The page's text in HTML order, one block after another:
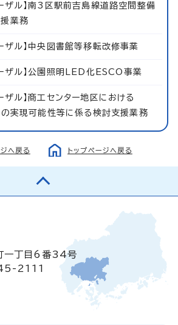
ザル】南3区駅前吉島線道路空間整備
業務
ザル】中央図書館等移転改修事業
ザル】公園照明LED化ESCO事業
ザル】商工センター地区における
実現可能性等に係る検討支援業務
へ戻る トップページへ戻る
一丁目6番34号
2111